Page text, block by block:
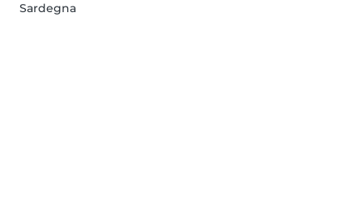
Sardegna